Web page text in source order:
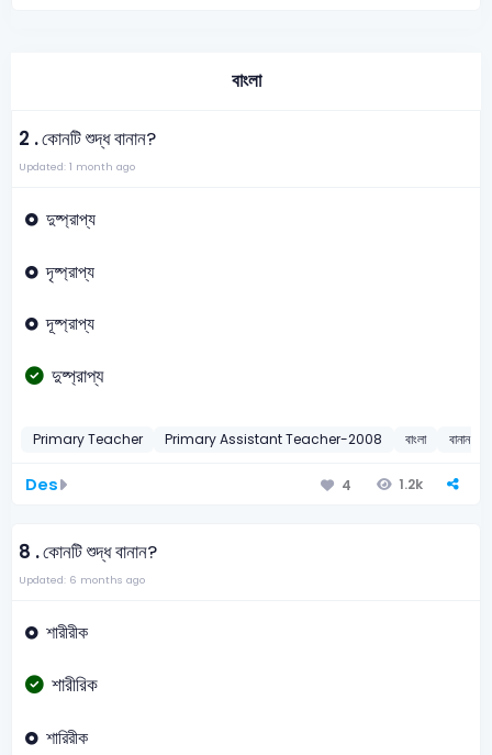
বাংলা
2 .কোনটি শুদ্ধ বানান?
Updated: 1 month ago
দুষ্প্রাপ্য
দৃষ্প্রাপ্য
দূষ্প্রাপ্য
দুষ্প্রাপ্য
Primary Teacher Primary Assistant Teacher-2008 বাংলা বানান
Des 4 1.2k
8 .কোনটি শুদ্ধ বানান?
Updated: 6 months ago
শারীরীক
শারীরিক
শারিরীক